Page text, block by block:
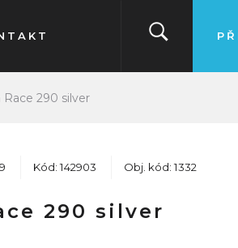
Race 290 silver
Kód: 142903 Obj. kód: 1332
290 silver